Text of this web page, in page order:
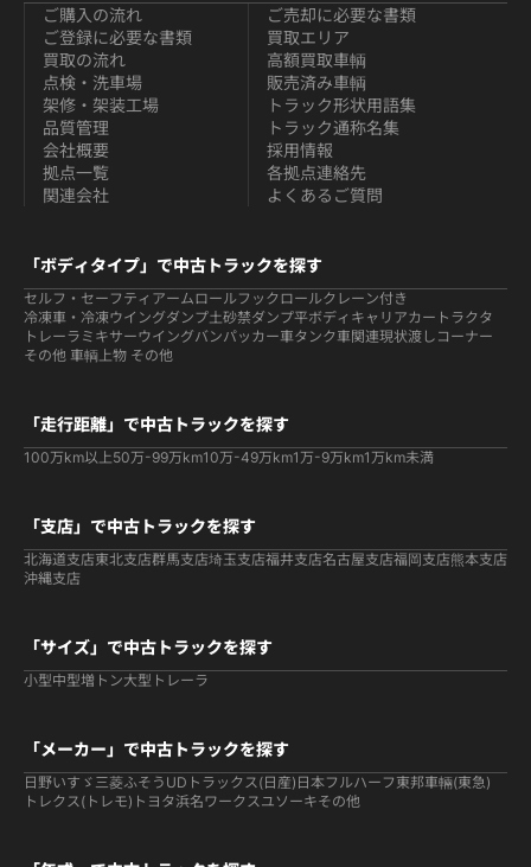
ご購入の流れ
ご登録に必要な書類
買取の流れ
ご売却に必要な書類
買取エリア
高額買取車輌
点検・洗車場
架修・架装工場
品質管理
販売済み車輌
トラック形状用語集
トラック通称名集
会社概要
拠点一覧
関連会社
採用情報
各拠点連絡先
よくあるご質問
「ボディタイプ」で中古トラックを探す
セルフ・セーフティ アームロールフックロールクレーン付き
冷凍車・冷凍ウイングダンプ土砂禁ダンプ平ボディ キャリアカー トラクタ
トレーラ ミキサーウイングバンパッカー車タンク車関連現状渡しコーナー
その他 車輌上物 その他
「走行距離」で中古トラックを探す
100万km以上50万-99万km10万-49万km1万-9万km1万km未満
「支店」で中古トラックを探す
北海道支店東北支店群馬支店埼玉支店福井支店名古屋支店福岡支店熊本支店
沖縄支店
「サイズ」で中古トラックを探す
小型中型増トン大型 トレーラ
「メーカー」で中古トラックを探す
日野いすゞ 三菱ふそう UDトラックス(日産) 日本フルハーフ 東邦車輛(東急)
トレクス(トレモ) トヨタ浜名ワークスユソーキその他